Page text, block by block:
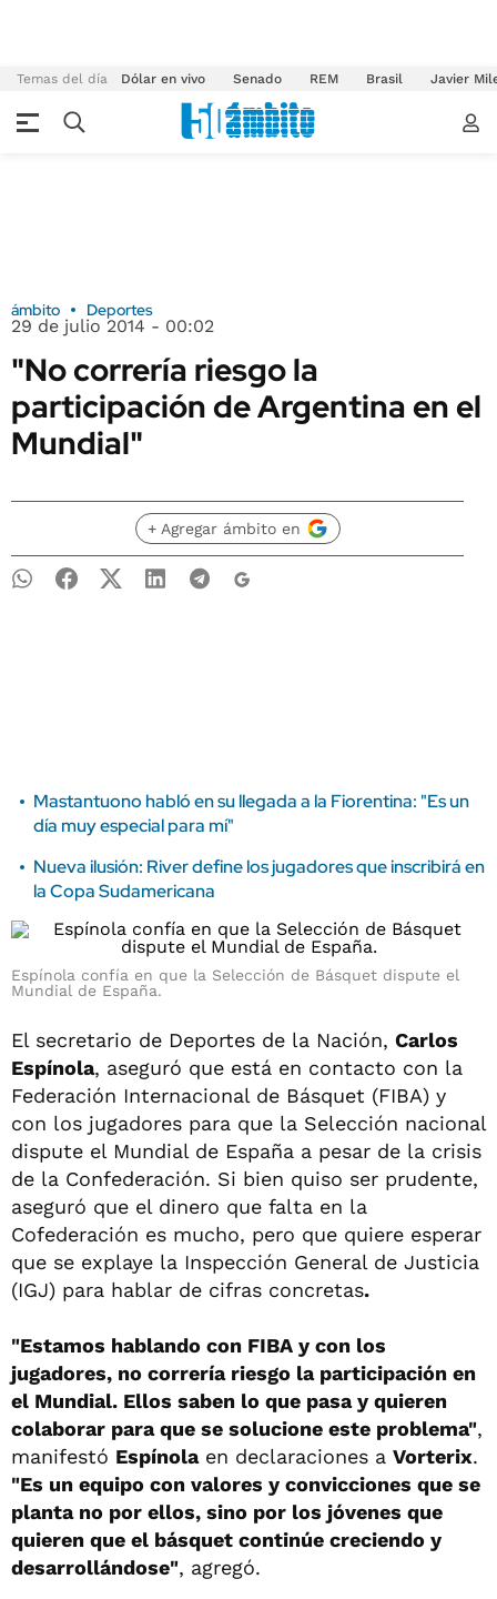
Temas del día Dólar en vivo Senado REM Brasil Javier
ámbito Deportes
29 de julio 2014 - 00:02
"No correría riesgo la
participación de Argentina en el
Mundial"
+ Agregar ámbito en
Mastantuono habló en su llegada a la Fiorentina: "Es un
día muy especial para mí"
Nueva ilusión: River define los jugadores que inscribirá en
la Copa Sudamericana
Espínola confía en que la Selección de Básquet dispute el
Mundial de España.
El secretario de Deportes de la Nación, Carlos
Espínola, aseguró que está en contacto con la
Federación Internacional de Básquet (FIBA) y
con los jugadores para que la Selección nacional
dispute el Mundial de España a pesar de la crisis
de la Confederación. Si bien quiso ser prudente,
aseguró que el dinero que falta en la
Cofederación es mucho, pero que quiere esperar
que se explaye la Inspección General de Justicia
(IGJ) para hablar de cifras concretas.
"Estamos hablando con FIBA y con los
jugadores, no correría riesgo la participación en
el Mundial. Ellos saben lo que pasa y quieren
colaborar para que se solucione este problema",
manifestó Espínolaen declaraciones a Vorterix.
"Es un equipo con valores y convicciones que se
planta no por ellos, sino por los jóvenes que
quieren que el básquet continúe creciendo y
desarrollándose", agregó.